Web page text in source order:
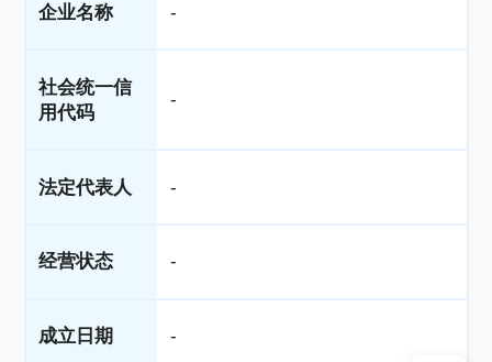
企业名称 -
社会统一信
用代码
-
法定代表人 -
经营状态 -
成立日期 -